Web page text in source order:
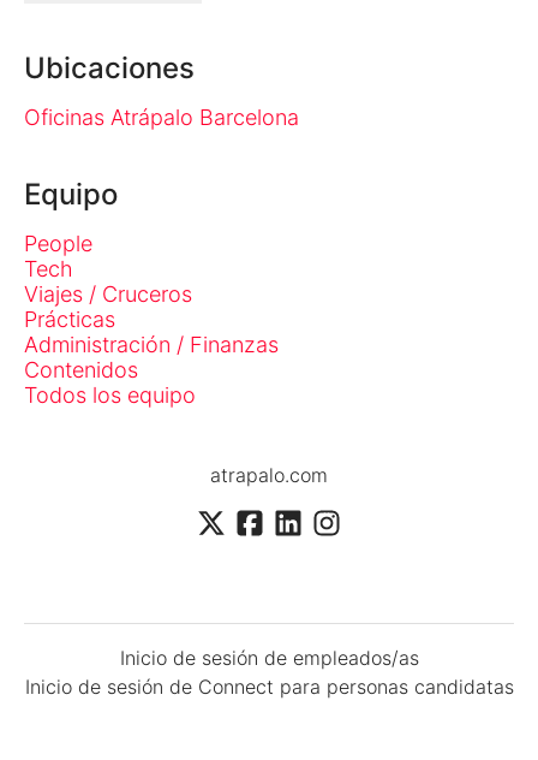
Ubicaciones
Oficinas Atrápalo Barcelona
Equipo
People
Tech
Viajes / Cruceros
Prácticas
Administración / Finanzas
Contenidos
Todos los equipo
atrapalo.com
Inicio de sesión de empleados/as
Inicio de sesión de Connect para personas candidatas